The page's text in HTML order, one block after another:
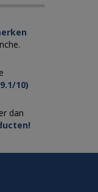
10)
dan